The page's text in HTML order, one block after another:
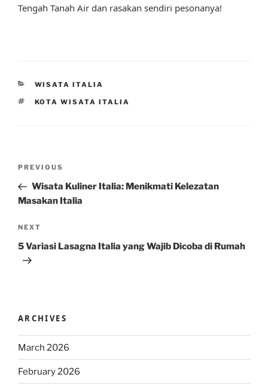
Tengah Tanah Air dan rasakan sendiri pesonanya!
CATEGORIES
WISATA ITALIA
TAGS
KOTA WISATA ITALIA
Previous
Post
PREVIOUS
Wisata Kuliner Italia: Menikmati Kelezatan
Masakan Italia
Next
Post
NEXT
5 Variasi Lasagna Italia yang Wajib Dicoba di Rumah
ARCHIVES
March 2026
February 2026